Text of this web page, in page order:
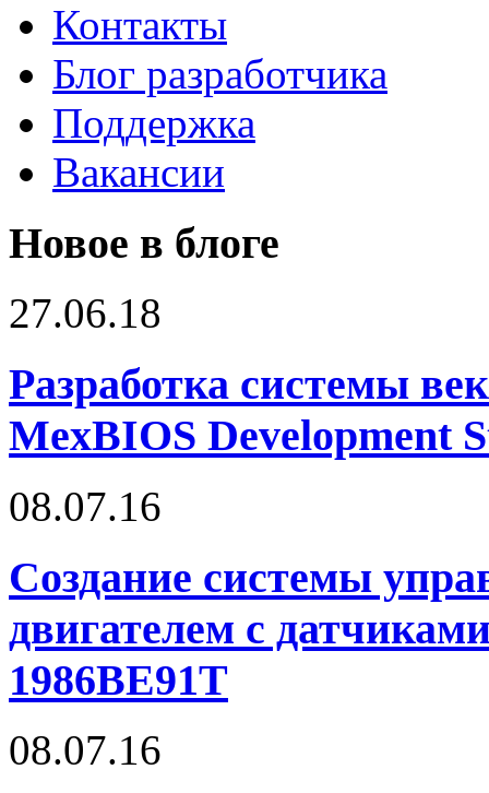
Контакты
Блог разработчика
Поддержка
Вакансии
Новое в блоге
27.06.18
Разработка системы
MexBIOS Development
08.07.16
Создание системы
двигателем с
1986BE91T
08.07.16